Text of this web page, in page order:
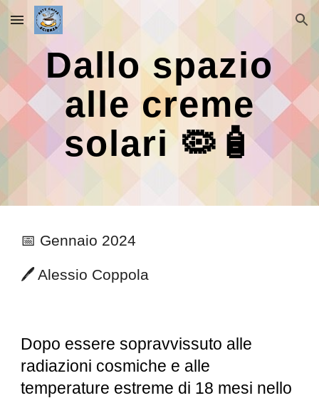
Skip to main content Skip to navigation
Dallo spazio
alle creme
solari 🦠🧴
📅 Gennaio 2024
🖊️Alessio Coppola
Dopo essere sopravvissuto alle
radiazioni cosmiche e alle
temperature estreme di 18 mesi nello